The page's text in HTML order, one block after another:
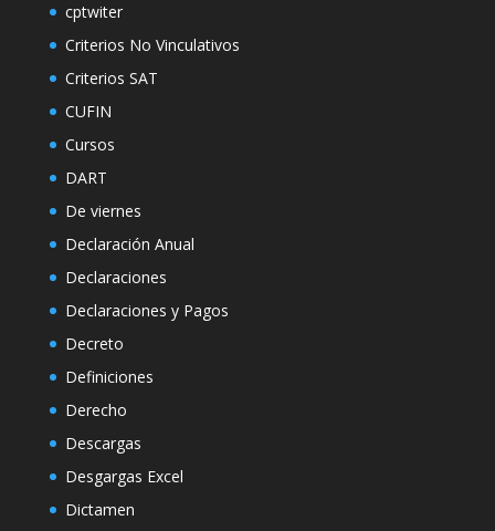
cptwiter
Criterios No Vinculativos
Criterios SAT
CUFIN
Cursos
DART
De viernes
Declaración Anual
Declaraciones
Declaraciones y Pagos
Decreto
Definiciones
Derecho
Descargas
Desgargas Excel
Dictamen